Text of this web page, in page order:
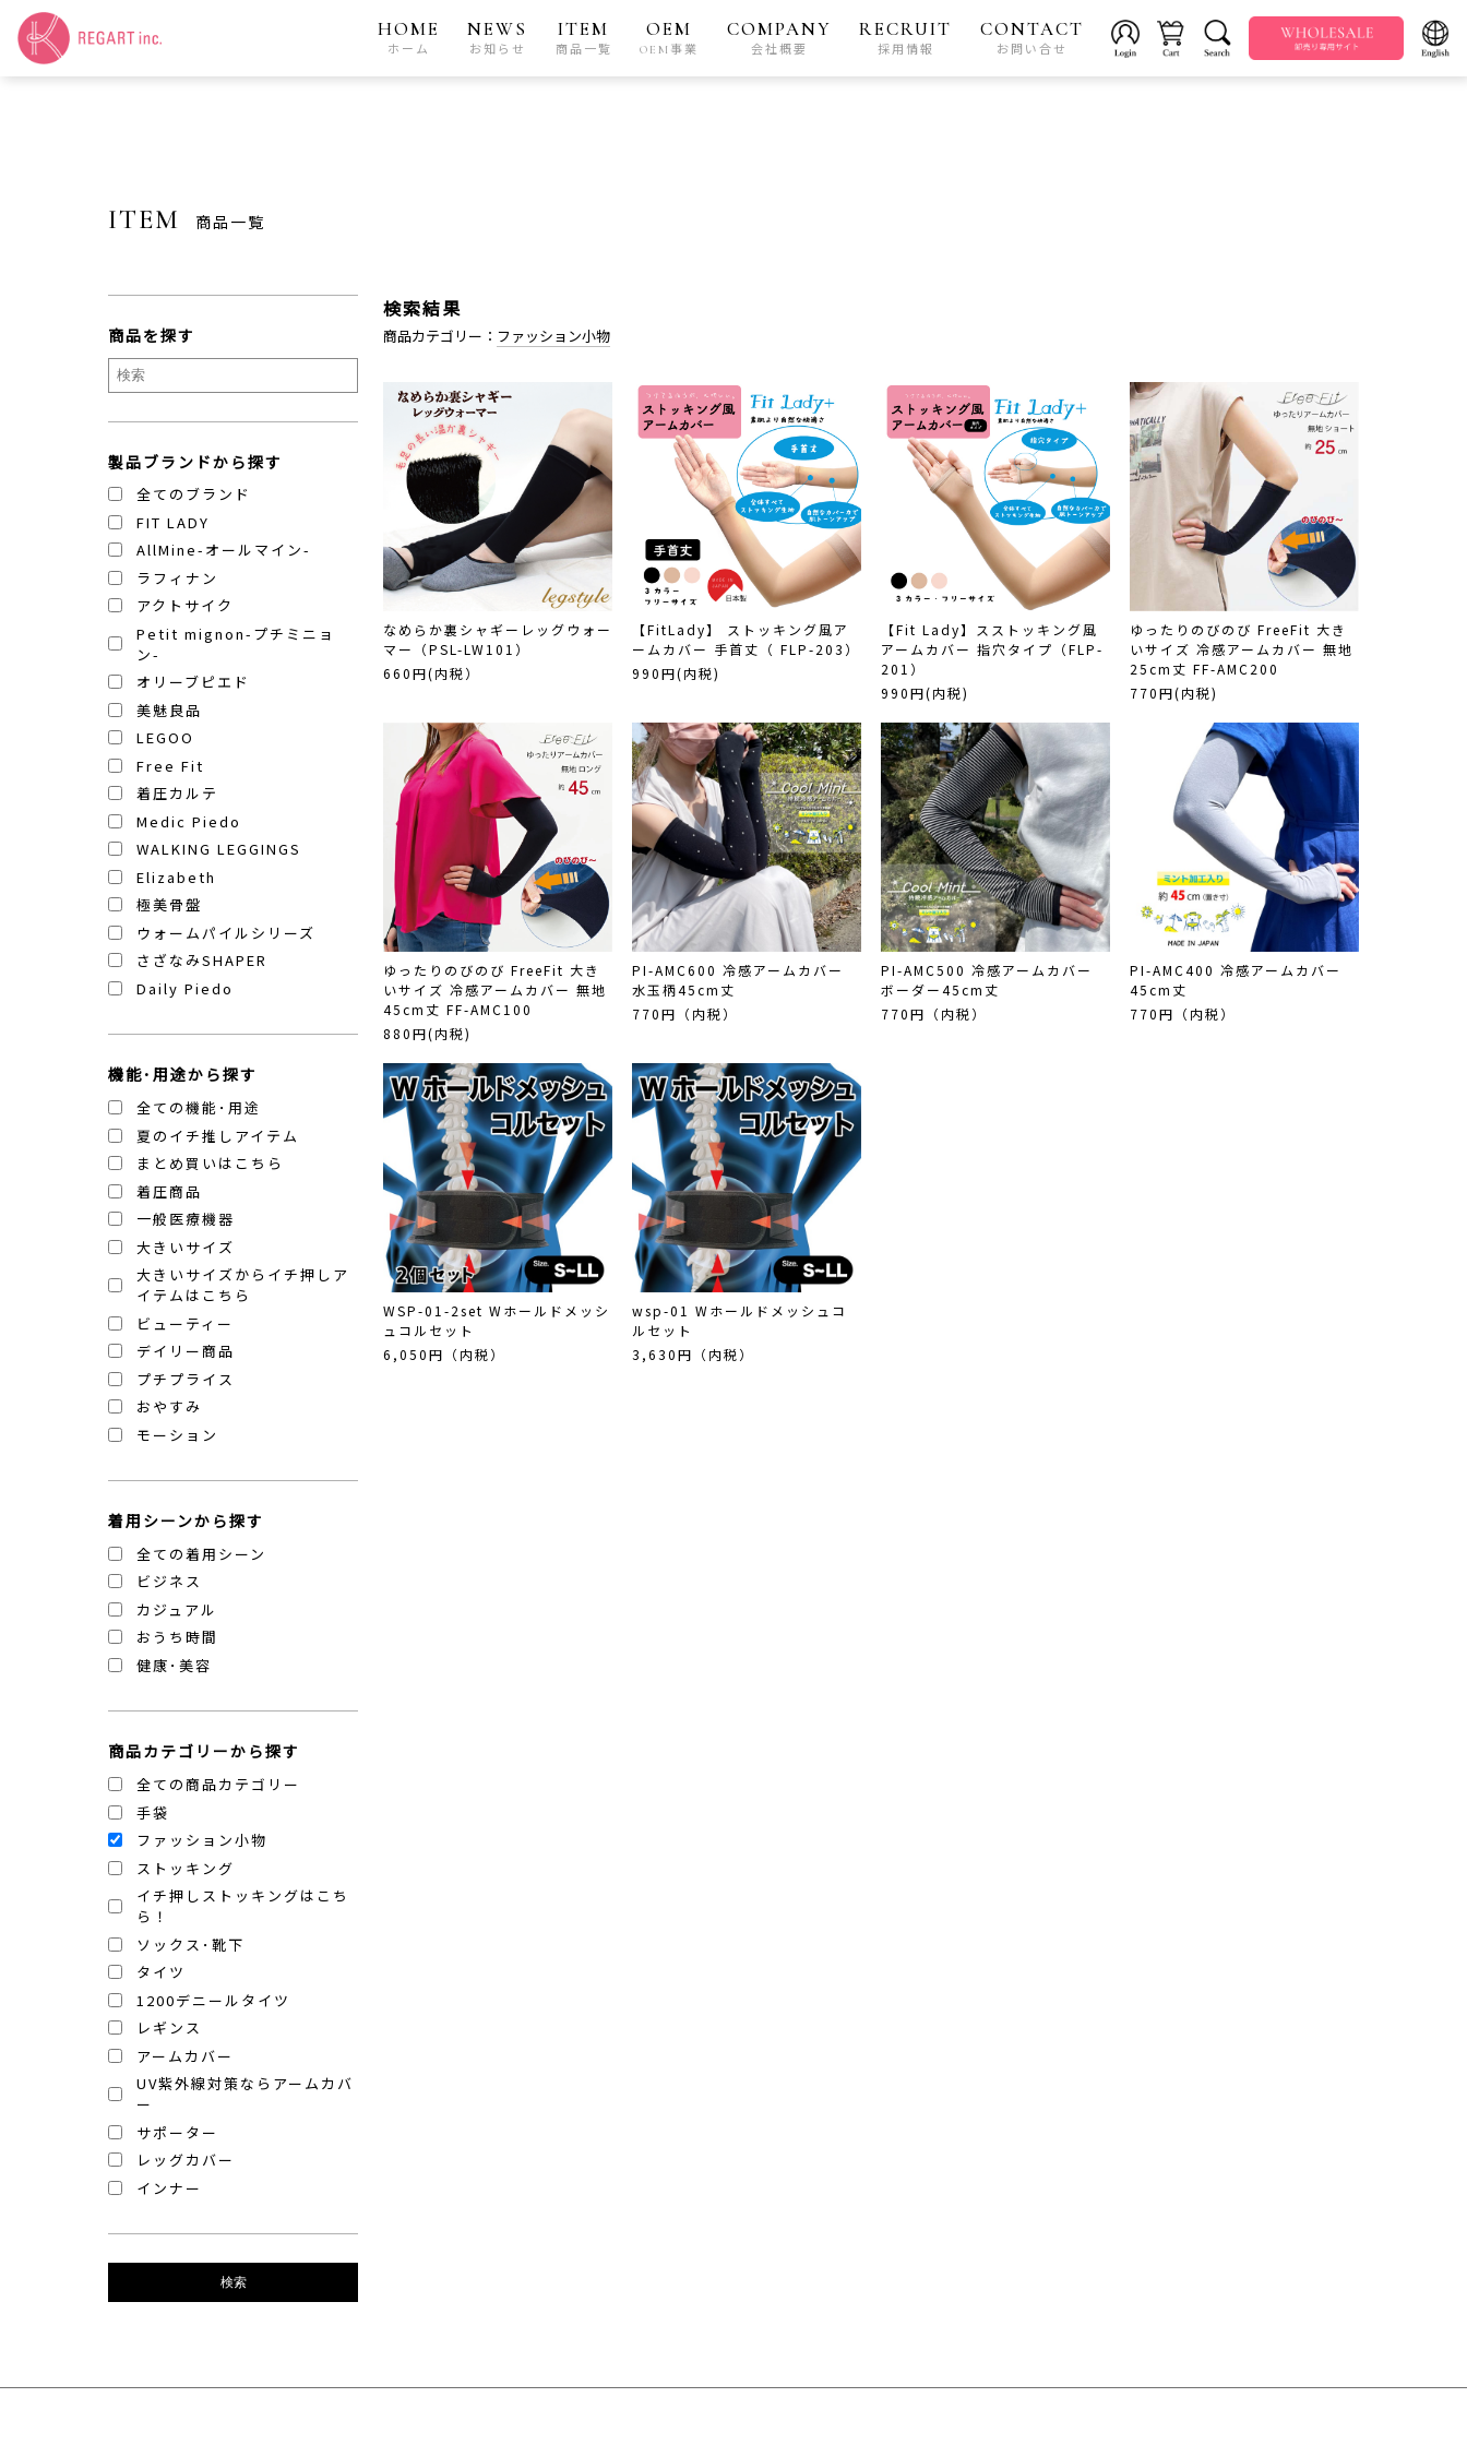
HOME
ホーム
NEWS
お知らせ
ITEM
商品一覧
OEM
OEM事業
COMPANY
会社概要
RECRUIT
採用情報
CONTACT
お問い合せ
ITEM 商品一覧
商品を探す
製品ブランドから探す
全てのブランド
FIT LADY
AllMine-オールマイン-
ラフィナン
アクトサイク
Petit mignon-プチミニョ
ン-
オリーブピエド
美魅良品
LEGOO
Free Fit
着圧カルテ
Medic Piedo
WALKING LEGGINGS
Elizabeth
極美骨盤
ウォームパイルシリーズ
さざなみSHAPER
Daily Piedo
機能･用途から探す
全ての機能･用途
夏のイチ推しアイテム
まとめ買いはこちら
着圧商品
一般医療機器
大きいサイズ
大きいサイズからイチ押しア
イテムはこちら
ビューティー
デイリー商品
プチプライス
おやすみ
モーション
着用シーンから探す
全ての着用シーン
ビジネス
カジュアル
おうち時間
健康･美容
商品カテゴリーから探す
全ての商品カテゴリー
手袋
ファッション小物
ストッキング
イチ押しストッキングはこち
ら！
ソックス･靴下
タイツ
1200デニールタイツ
レギンス
アームカバー
UV紫外線対策ならアームカバ
ー
サポーター
レッグカバー
インナー
検索結果
商品カテゴリー： ファッション小物
なめらか裏シャギーレッグウォー
マー（PSL-LW101）
660円(内税）
【FitLady】 ストッキング風ア
ームカバー 手首丈（ FLP-203）
990円(内税)
【Fit Lady】スストッキング風
アームカバー 指穴タイプ（FLP-
201）
990円(内税)
ゆったりのびのび FreeFit 大き
いサイズ 冷感アームカバー 無地
25cm丈 FF-AMC200
770円(内税)
ゆったりのびのび FreeFit 大き
いサイズ 冷感アームカバー 無地
45cm丈 FF-AMC100
880円(内税)
PI-AMC600 冷感アームカバー
水玉柄45cm丈
770円（内税）
PI-AMC500 冷感アームカバー
ボーダー45cm丈
770円（内税）
PI-AMC400 冷感アームカバー
45cm丈
770円（内税）
WSP-01-2set Wホールドメッシ
ュコルセット
6,050円（内税）
wsp-01 Wホールドメッシュコ
ルセット
3,630円（内税）